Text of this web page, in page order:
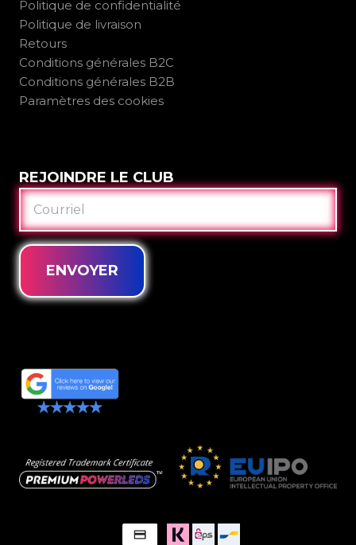
Politique de confidentialité
Politique de livraison
Retours
Conditions générales B2C
Conditions générales B2B
Paramètres des cookies
REJOINDRE LE CLUB
COURRIEL
ENVOYER